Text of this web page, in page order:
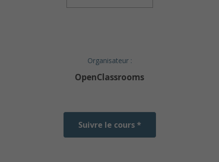
Organisateur :
OpenClassrooms
Suivre le cours *